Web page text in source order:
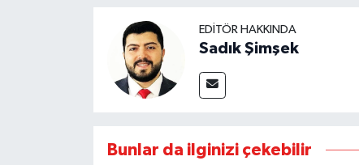
EDITÖR HAKKINDA
Sadık Şimşek
Bunlar da ilginizi çekebilir